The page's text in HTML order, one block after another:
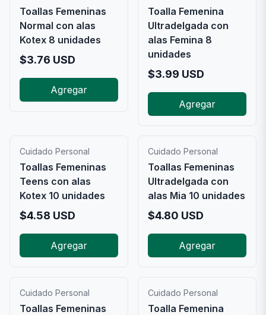
Toallas Femeninas
Normal con alas
Kotex 8 unidades
$3.76 USD
Agregar
Toalla Femenina
Ultradelgada con
alas Femina 8
unidades
$3.99 USD
Agregar
Cuidado Personal
Toallas Femeninas
Teens con alas
Kotex 10 unidades
$4.58 USD
Agregar
Cuidado Personal
Toallas Femeninas
Ultradelgada con
alas Mia 10 unidades
$4.80 USD
Agregar
Cuidado Personal
Toallas Femeninas
Cuidado Personal
Toalla Femenina